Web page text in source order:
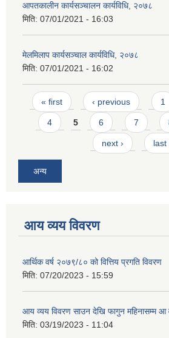
आपतकालीन कार्यसञ्चालन कार्यविधि, २०७८
मिति: 07/01/2021 - 16:03
मेलमिलाप कार्यसञ्चाल कार्यविधि, २०७८
मिति: 07/01/2021 - 16:02
Pages
« first ‹ previous 1
4 5 6 7
next › last
अन्य
आय व्यय विवरण
आर्थिक वर्ष २०७९/८० को वित्तिय प्रगति विवरण
मिति: 07/20/2023 - 15:59
आय व्यय विवरण साउन देखि फागुन महिनासम्म
मिति: 03/19/2023 - 11:04